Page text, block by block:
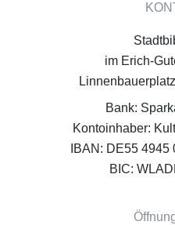
im Erich-
Bank:
Kontoinhaber:
IBAN: DE55
BIC: